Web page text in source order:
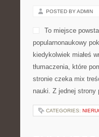
POSTED BY ADMIN
To miejsce
popularnonaukowy
kiedykolwiek miałeś
tłumaczenia, które
stronie czeka mix
nauki. Z jednej
CATEGORIES: